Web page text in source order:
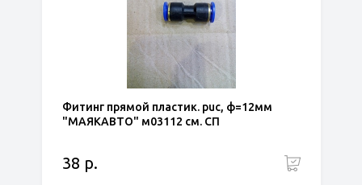
Фитинг прямой пластик. puc, ф=12мм
"МАЯКАВТО" м03112 см. СП
38 р.